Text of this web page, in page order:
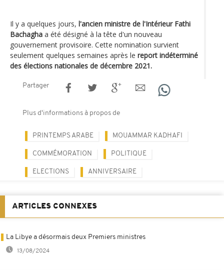
Il y a quelques jours, l'ancien ministre de l'Intérieur Fathi
Bachagha a été désigné à la tête d'un nouveau
gouvernement provisoire. Cette nomination survient
seulement quelques semaines après le report indéterminé
des élections nationales de décembre 2021.
Partager
Plus d'informations à propos de
PRINTEMPS ARABE MOUAMMAR KADHAFI
COMMÉMORATION POLITIQUE
ELECTIONS ANNIVERSAIRE
ARTICLES CONNEXES
La Libye a désormais deux Premiers ministres
13/08/2024